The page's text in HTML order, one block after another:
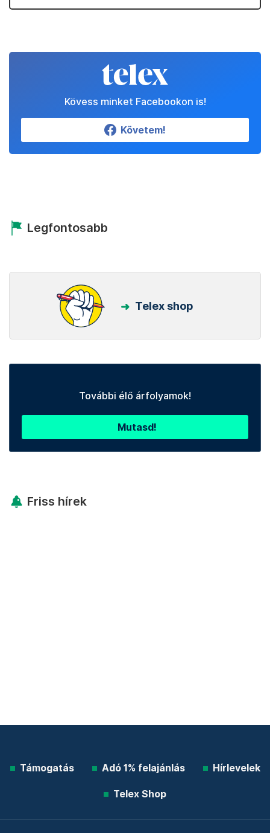
Kövess minket Facebookon is!
Követem!
Legfontosabb
Telex shop
További élő árfolyamok!
Mutasd!
Friss hírek
Támogatás Adó 1% felajánlás Hírlevelek
Telex Shop